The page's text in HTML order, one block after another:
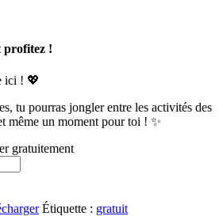
profitez !
ici ! 💖
tu pourras jongler entre les activités des
même un moment pour toi ! ✨
gratuitement
Étiquette : gratuit